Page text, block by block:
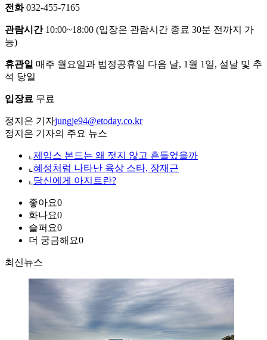
전화032-455-7165
관람시간10:00~18:00 (입장은 관람시간 종료 30분 전까지 가
능)
휴관일 매주 월요일과 법정공휴일 다음 날, 1월 1일, 설날 및 추
석 당일
입장료 무료
정지은 기자jungje94@etoday.co.kr
정지은 기자의 주요 뉴스
⌞ 제임스 본드는 왜 젓지 않고 흔들었을까
⌞ 혜성처럼 나타난 육상 스타, 장재근
⌞ 당신에게 아지트란?
좋아요0
화나요0
슬퍼요0
더 궁금해요0
최신뉴스